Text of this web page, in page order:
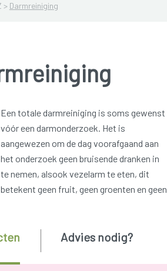
> Darmreiniging
Een totale darmreiniging is soms gewenst
vóór een darmonderzoek. Het is
aangewezen om de dag voorafgaand aan
het onderzoek geen bruisende dranken in
te nemen, alsook vezelarm te eten, dit
betekent geen fruit, geen groenten en geen
Advies nodig?